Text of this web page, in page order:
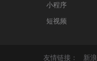
小程序
短视频
友情链接： 新浪